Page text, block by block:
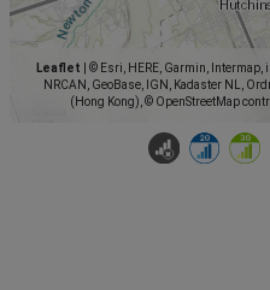
Leaflet
© Esri, HERE, Garmin, Intermap,
NRCAN, GeoBase, IGN, Kadaster NL,
(Hong Kong), © OpenStreetMap